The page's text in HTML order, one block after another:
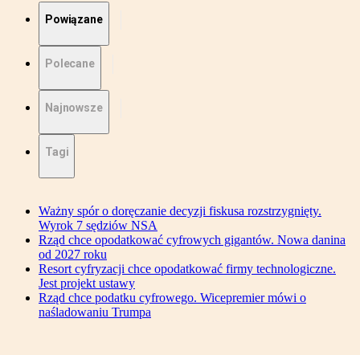
Powiązane
Polecane
Najnowsze
Tagi
Ważny spór o doręczanie decyzji fiskusa rozstrzygnięty.
Wyrok 7 sędziów NSA
Rząd chce opodatkować cyfrowych gigantów. Nowa danina
od 2027 roku
Resort cyfryzacji chce opodatkować firmy technologiczne.
Jest projekt ustawy
Rząd chce podatku cyfrowego. Wicepremier mówi o
naśladowaniu Trumpa